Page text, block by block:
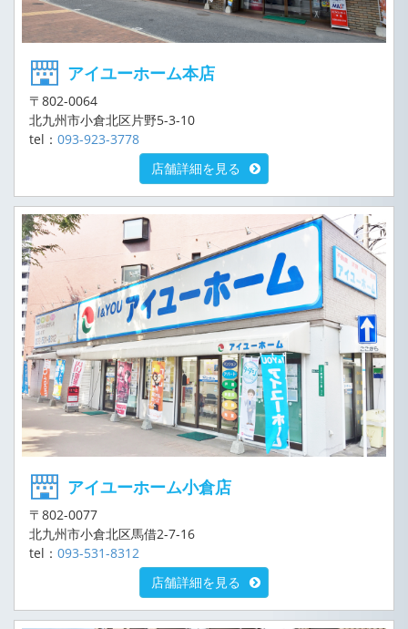
アイユーホーム本店
〒802-0064
北九州市小倉北区片野5-3-10
tel： 093-923-3778
店舗詳細を見る
アイユーホーム小倉店
〒802-0077
北九州市小倉北区馬借2-7-16
tel： 093-531-8312
店舗詳細を見る